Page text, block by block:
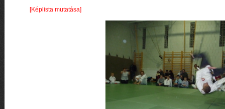
[Képlista mutatása]